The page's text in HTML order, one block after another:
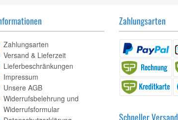
Zahlungsarten
Versand & Lieferzeit
Lieferbeschränkungen
Impressum
Unsere AGB
Widerrufsbelehrung und
Widerrufsformular
Zahlungsarten
Schneller Versand